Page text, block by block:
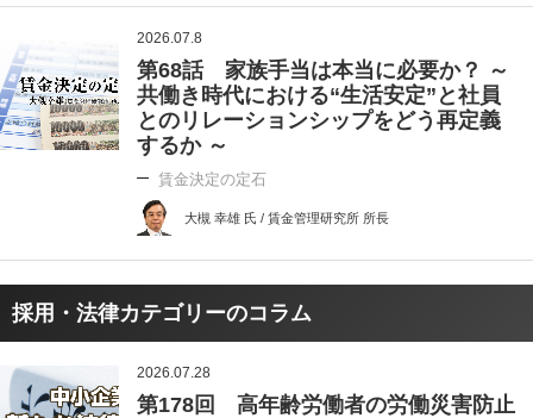
2026.07.8
第68話 家族手当は本当に必要か？ ～
共働き時代における“生活安定”と社員
とのリレーションシップをどう再定義
するか ～
賃金決定の定石
大槻 幸雄 氏 / 賃金管理研究所 所長
採用・法律カテゴリーのコラム
2026.07.28
第178回 高年齢労働者の労働災害防止